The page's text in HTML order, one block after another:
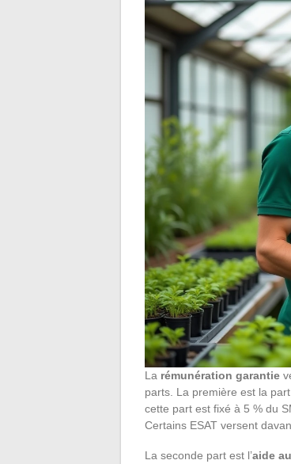
La rémunération garantie
parts. La première est la
cette part est fixé à 5 % du
Certains ESAT versent
La seconde part est l’aide